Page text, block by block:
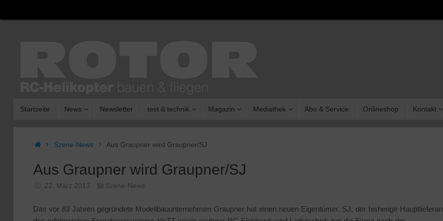
Inhalt
Startseite News Newsletter test & technik Magazin Mediathek Abo & Service Onlineshop Kontakt
StartSzene-News Aus Graupner wird Graupner/SJ
Aus Graupner wird Graupner/SJ
22. März 2013 Szene-News
Das vor 83 Jahren gegründete Modellbauunternehmen Graupner hat einen neuen Eigentümer. SJ, der bisherige